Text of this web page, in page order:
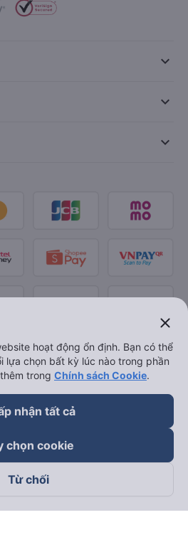
keyboard_arrow_down
keyboard_arrow_down
keyboard_arrow_down
close
hoạt động ổn định. Bạn có thể
lựa chọn bất kỳ lúc nào trong phần
trong Chính sách Cookie.
nhận tất cả
chọn cookie
Từ chối